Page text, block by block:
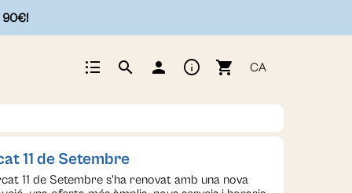
90€!
format_list_bulleted search person info shopping_cart CA
11 de Setembre
11 de Setembre s'ha renovat amb una nova